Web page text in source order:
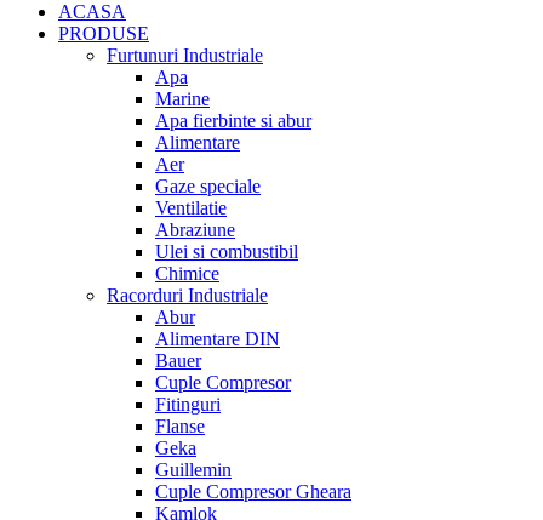
ACASA
PRODUSE
Furtunuri Industriale
Apa
Marine
Apa fierbinte si abur
Alimentare
Aer
Gaze speciale
Ventilatie
Abraziune
Ulei si combustibil
Chimice
Racorduri Industriale
Abur
Alimentare DIN
Bauer
Cuple Compresor
Fitinguri
Flanse
Geka
Guillemin
Cuple Compresor Gheara
Kamlok